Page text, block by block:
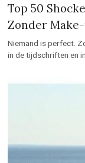
Top 50
Zonder
Niemand is perfect.
in de tijdschriften en